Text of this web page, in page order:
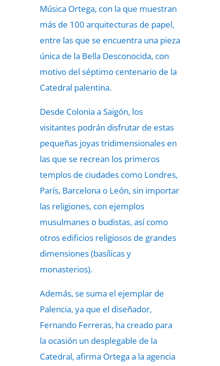
Música Ortega, con la que muestran
más de 100 arquitecturas de papel,
entre las que se encuentra una pieza
única de la Bella Desconocida, con
motivo del séptimo centenario de la
Catedral palentina.
Desde Colonia a Saigón, los
visitantes podrán disfrutar de estas
pequeñas joyas tridimensionales en
las que se recrean los primeros
templos de ciudades como Londres,
París, Barcelona o León, sin importar
las religiones, con ejemplos
musulmanes o budistas, así como
otros edificios religiosos de grandes
dimensiones (basílicas y
monasterios).
Además, se suma el ejemplar de
Palencia, ya que el diseñador,
Fernando Ferreras, ha creado para
la ocasión un desplegable de la
Catedral, afirma Ortega a la agencia